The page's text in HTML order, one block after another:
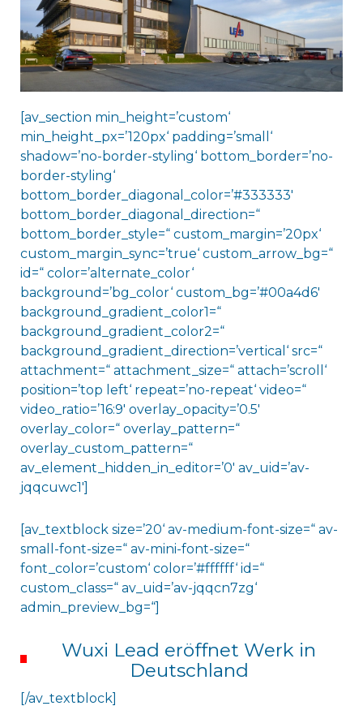
[av_section min_height=’custom‘
min_height_px=’120px‘ padding=’small‘
shadow=’no-border-styling‘ bottom_border=’no-
border-styling‘
bottom_border_diagonal_color=’#333333′
bottom_border_diagonal_direction=“
bottom_border_style=“ custom_margin=’20px‘
custom_margin_sync=’true‘ custom_arrow_bg=“
id=“ color=’alternate_color‘
background=’bg_color‘ custom_bg=’#00a4d6′
background_gradient_color1=“
background_gradient_color2=“
background_gradient_direction=’vertical‘ src=“
attachment=“ attachment_size=“ attach=’scroll‘
position=’top left‘ repeat=’no-repeat‘ video=“
video_ratio=’16:9′ overlay_opacity=’0.5′
overlay_color=“ overlay_pattern=“
overlay_custom_pattern=“
av_element_hidden_in_editor=’0′ av_uid=’av-
jqqcuwc1′]
[av_textblock size=’20‘ av-medium-font-size=“ av-
small-font-size=“ av-mini-font-size=“
font_color=’custom‘ color=’#ffffff‘ id=“
custom_class=“ av_uid=’av-jqqcn7zg‘
admin_preview_bg=“]
Wuxi Lead eröffnet Werk in
Deutschland
[/av_textblock]